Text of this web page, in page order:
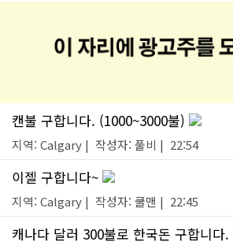
캔불 구합니다. (1000~3000불)
지역: Calgary | 작성자: 풀비 | 22:54
이젤 구합니다~
지역: Calgary | 작성자: 쿨맨 | 22:45
캐나다 달러 300불로 한국돈 구합니다.